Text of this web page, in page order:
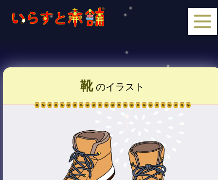
靴のイラスト